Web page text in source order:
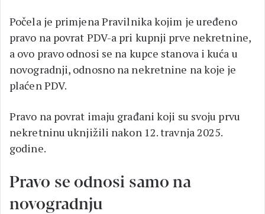
Počela je primjena Pravilnika kojim je uređeno
pravo na povrat PDV-a pri kupnji prve nekretnine,
a ovo pravo odnosi se na kupce stanova i kuća u
novogradnji, odnosno na nekretnine na koje je
plaćen PDV.
Pravo na povrat imaju građani koji su svoju prvu
nekretninu uknjižili nakon 12. travnja 2025.
godine.
Pravo se odnosi samo na
novogradnju